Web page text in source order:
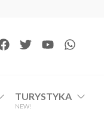
TURYSTYKA
NEW!